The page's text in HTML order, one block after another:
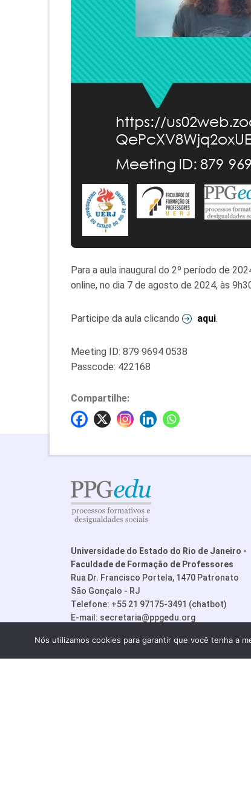
Para a aula inaugural do 2º período de
online, no dia 7 de agosto de 2024, às
Participe da aula clicando aqui.
Meeting ID: 879 9694 0538
Passcode: 422168
Compartilhe:
Universidade do Estado do Rio de Janeiro -
Faculdade de Formação de Professores
Rua Dr. Francisco Portela, 1470 Patronato
São Gonçalo - RJ
Telefone: +55 21 97175-3491 (chatbot)
E-mail: secretaria@ppgedu.org
©
Nós utilizamos cookies para garantir que você tenha a